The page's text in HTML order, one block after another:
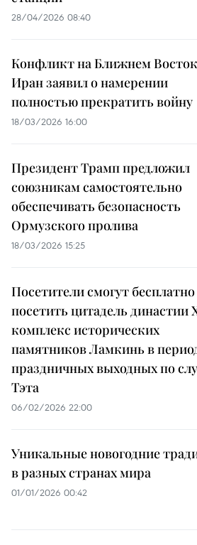
28/04/2026 08:40
Конфликт на Ближнем
Иран заявил о намерении
полностью прекратить войну
18/03/2026 16:00
Президент Трамп предложил
союзникам самостоятельно
обеспечивать безопасность
Ормузского пролива
18/03/2026 15:25
Посетители смогут бесплатно
посетить цитадель династии
комплекс исторических
памятников Ламкинь в
праздничных выходных по
Тэта
06/02/2026 22:00
Уникальные новогодние
в разных странах мира
01/01/2026 00:42